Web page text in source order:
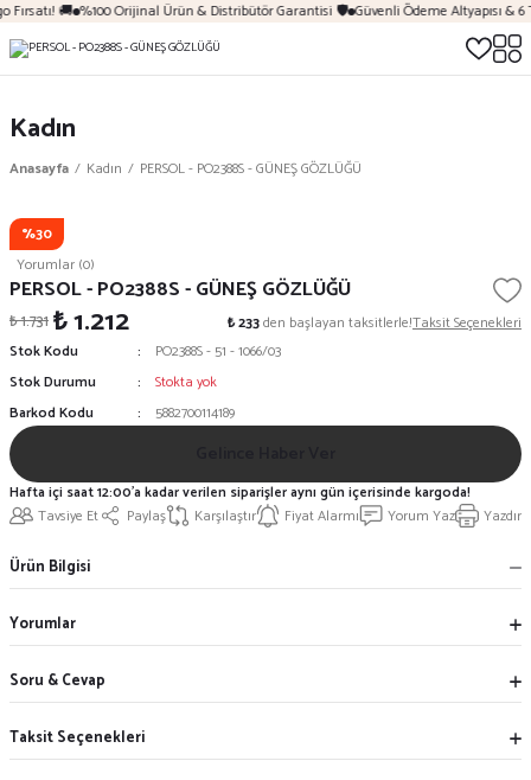
🚚 %100 Orijinal Ürün & Distribütör Garantisi 🛡️ Güvenli Ödeme Altyapısı &
Kadın
Anasayfa Kadın PERSOL - PO2388S - GÜNEŞ GÖZLÜĞÜ
%30
Yorumlar (0)
PERSOL - PO2388S - GÜNEŞ GÖZLÜĞÜ
₺ 1.731₺ 1.212 ₺ 233den başlayan taksitlerle!Taksit Seçenekleri
Stok Kodu
PO2388S - 51 - 1066/03
Stok Durumu
Stokta yok
Barkod Kodu
5882700114189
Tavsiye Et Paylaş Karşılaştır Fiyat Alarmı Yorum Yaz Yazdır
Hafta içi saat 12:00'a kadar verilen siparişler aynı gün içerisinde kargoda!
Ürün Bilgisi
Yorumlar
Soru & Cevap
Taksit Seçenekleri